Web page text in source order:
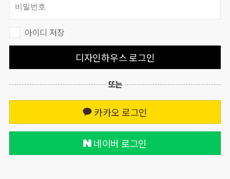
아이디 저장
디자인하우스 로그인
또는
카카오 로그인
네이버 로그인